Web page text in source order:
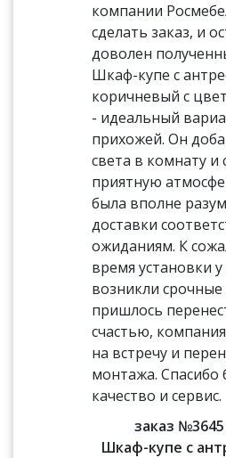
компании
сделать заказ, и
доволен
Шкаф-купе с
коричневый с
- идеальный
прихожей. Он
света в комнату и
приятную
была вполне
доставки
ожиданиям. К
время установки
возникли срочные
пришлось
счастью,
на встречу и
монтажа. Спасибо
качество и сервис.
заказ
Шкаф-купе с